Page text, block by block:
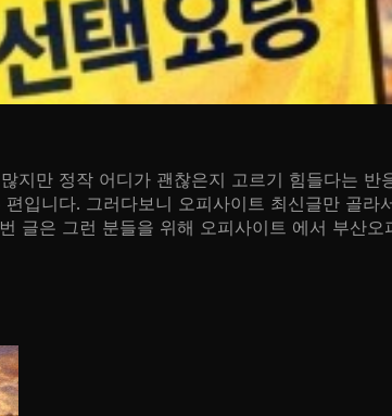
지만 정작 어디가 괜찮은지 고르기 힘들다는
입니다. 그러다보니 오피사이트 최신글만 골
글은 그런 분들을 위해 오피사이트 에서 부산